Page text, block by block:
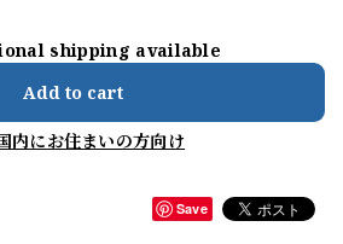
shipping available
Add to cart
内にお住まいの方向け
Save